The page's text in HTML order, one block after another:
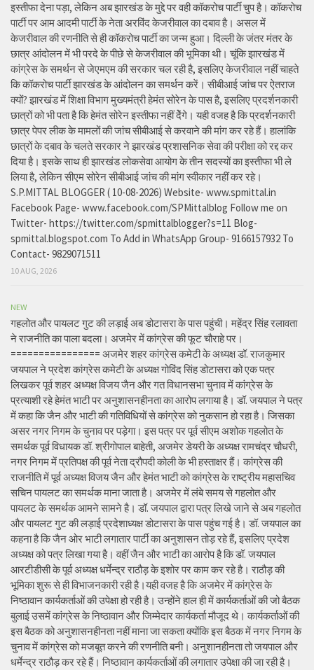
इस्तीफा देना पड़ा, लेकिन अब झारखंड के मुद्दे पर वही कॉकरोच पार्टी चुप है। कॉकरोच
पार्टी पर आम आदमी पार्टी के नेता अरविंद केजरीवाल का दबाव है। असल में
केजरीवाल की रणनीति से ही कॉकरोच पार्टी का जन्म हुआ। दिल्ली के जंतर मंतर के
छात्र आंदोलन में भी परदे के पीछे से केजरीवाल की भूमिका थी। चूंकि झारखंड में
कांग्रेस के समर्थन से जेएमएम की सरकार चल रही है, इसलिए केजरीवाल नहीं चाहते
कि कॉकरोच पार्टी झारखंड के आंदोलन का समर्थन करें। सीबीआई जांच पर ऐतराज
क्यों? झारखंड में शिक्षा विभाग मुख्यमंत्री हेमंत सोरेन के पास है, इसलिए प्रदर्शनकारी
छात्रों को भी पता है कि हेमंत सोरेन इस्तीफा नहीं देेंगे। यही वजह है कि प्रदर्शनकारी
छात्र पेपर लीक के मामलों की जांच सीबीआई से करवाने की मांग कर रहे हैं। हालांकि
छात्रों के दबाव के चलते सरकार ने झारखंड प्रशासनिक सेवा की परीक्षा को रद्द कर
दिया है। इसके साथ ही झारखंड लोकसेवा आयोग के तीन सदस्यों का इस्तीफा भी ले
लिया है, लेकिन सीएम सोरेन सीबीआई जांच की मांग स्वीकार नहीं कर रहे।
S.P.MITTAL BLOGGER ( 10-08-2026) Website- www.spmittal.in
Facebook Page- www.facebook.com/SPMittalblog Follow me on
Twitter- https://twitter.com/spmittalblogger?s=11 Blog-
spmittal.blogspot.com To Add in WhatsApp Group- 9166157932 To
Contact- 9829071511
10 AUG, 2026
NEW
गहलोत और पायलट गुट की लड़ाई अब डोटासरा के पास पहुंची। महेंद्र सिंह रलावता
ने राजनीति का पाला बदला। अजमेर में कांग्रेस की फूट चौराहे पर।
================ अजमेर शहर कांग्रेस कमेटी के अध्यक्ष डॉ. राजकुमार
जयपाल ने प्रदेश कांग्रेस कमेटी के अध्यक्ष गोविंद सिंह डोटासरा को एक पत्र
लिखकर पूर्व शहर अध्यक्ष विजय जैन और गत विधानसभा चुनाव में कांग्रेस के
प्रत्याशी रहे हेमंत भाटी पर अनुशासनहीनता का आरोप लगाया है। डॉ. जयपाल ने पत्र
में कहा कि जैन और भाटी की गतिविधियों से कांग्रेस को नुकसान हो रहा है। जिसका
असर नगर निगम के चुनाव पर पड़ेगा। इस पत्र पर पूर्व सीएम अशोक गहलोत के
समर्थक पूर्व विधायक डॉ. श्रीगोपाल बाहेती, अजमेर डेयरी के अध्यक्ष रामचंद्र चौधरी,
नगर निगम में प्रतिपक्ष की पूर्व नेता द्रौपदी कोली के भी हस्ताक्षर हैं। कांग्रेस की
राजनीति में पूर्व अध्यक्ष विजय जैन और हेमंत भाटी को कांग्रेस के राष्ट्रीय महासचिव
सचिन पायलट का समर्थक माना जाता है। अजमेर में लंबे समय से गहलोत और
पायलट के समर्थक आमने सामने है। डॉ. जयपाल द्वारा पत्र लिखे जाने से अब गहलोत
और पायलट गुट की लड़ाई प्रदेशाध्यक्ष डोटासरा के पास पहुंच गई है। डॉ. जयपाल का
कहना है कि जैन ओर भाटी लगातार पार्टी का अनुशासन तोड़ रहे हैं, इसलिए प्रदेश
अध्यक्ष को पत्र लिखा गया है। वहीं जैन और भाटी का आरोप है कि डॉ. जयपाल
आरटीडीसी के पूर्व अध्यक्ष धर्मेन्द्र राठौड़ के इशोर पर काम कर रहे है। राठौड़ की
भूमिका शुरू से ही विभाजनकारी रही है।यही वजह है कि अजमेर में कांग्रेस के
निष्ठावान कार्यकर्ताओं की उपेक्षा हो रही है। उन्होंने हाल ही में कार्यकर्ताओं की जो बैठक
बुलाई उसमें कांग्रेस के निष्ठावान और जिम्मेदार कार्यकर्ता मौजूद थे। कार्यकर्ताओं की
इस बैठक को अनुशासनहीनता नहीं माना जा सकता क्योंकि इस बैठक में नगर निगम के
चुनाव में कांग्रेस को मजबूत करने की रणनीति बनी। अनुशानहीनता तो जयपाल और
धर्मेन्द्र राठौड़ कर रहे हैं। निष्ठावान कार्यकर्ताओं की लगातार उपेक्षा की जा रही है।